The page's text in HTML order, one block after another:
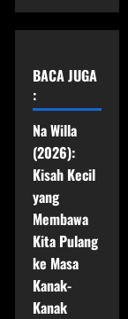
BACA JUGA
:
Na Willa
(2026):
Kisah Kecil
yang
Membawa
Kita Pulang
ke Masa
Kanak-
Kanak